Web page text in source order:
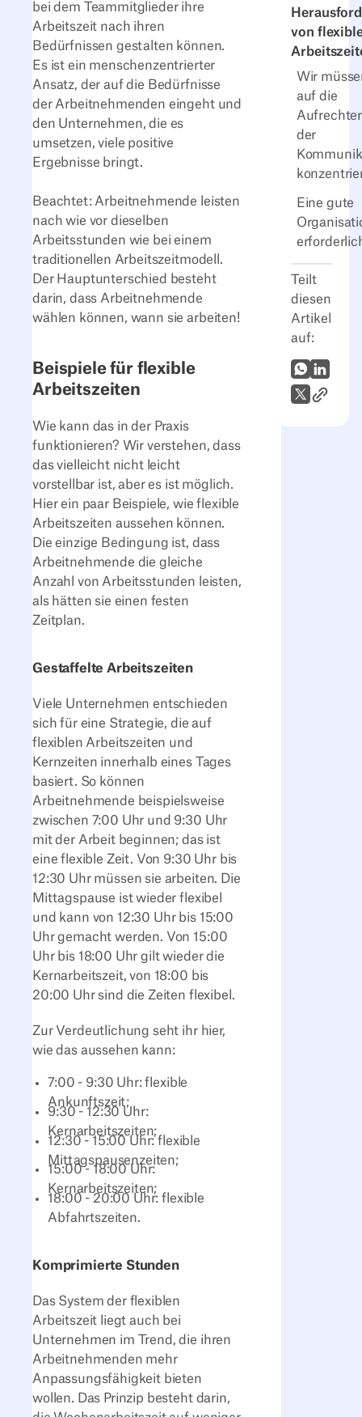
von
Wir
auf die
der
Eine gute
Teilt
diesen
Artikel
auf:
WhatsApp
X (Twitter)
Link
bei dem Teammitglieder ihre
Arbeitszeit nach ihren
Bedürfnissen gestalten können.
Es ist ein menschenzentrierter
Ansatz, der auf die Bedürfnisse
der Arbeitnehmenden eingeht und
den Unternehmen, die es
umsetzen, viele positive
Ergebnisse bringt.
Beachtet: Arbeitnehmende leisten
nach wie vor dieselben
Arbeitsstunden wie bei einem
traditionellen Arbeitszeitmodell.
Der Hauptunterschied besteht
darin, dass Arbeitnehmende
wählen können, wann sie arbeiten!
Beispiele für flexible
Arbeitszeiten
Wie kann das in der Praxis
funktionieren? Wir verstehen, dass
das vielleicht nicht leicht
vorstellbar ist, aber es ist möglich.
Hier ein paar Beispiele, wie flexible
Arbeitszeiten aussehen können.
Die einzige Bedingung ist, dass
Arbeitnehmende die gleiche
Anzahl von Arbeitsstunden leisten,
als hätten sie einen festen
Zeitplan.
Gestaffelte Arbeitszeiten
Viele Unternehmen entschieden
sich für eine Strategie, die auf
flexiblen Arbeitszeiten und
Kernzeiten innerhalb eines Tages
basiert. So können
Arbeitnehmende beispielsweise
zwischen 7:00 Uhr und 9:30 Uhr
mit der Arbeit beginnen; das ist
eine flexible Zeit. Von 9:30 Uhr bis
12:30 Uhr müssen sie arbeiten. Die
Mittagspause ist wieder flexibel
und kann von 12:30 Uhr bis 15:00
Uhr gemacht werden. Von 15:00
Uhr bis 18:00 Uhr gilt wieder die
Kernarbeitszeit, von 18:00 bis
20:00 Uhr sind die Zeiten flexibel.
Zur Verdeutlichung seht ihr hier,
wie das aussehen kann:
7:00 - 9:30 Uhr: flexible
Ankunftszeit;
9:30 - 12:30 Uhr:
Kernarbeitszeiten;
12:30 - 15:00 Uhr: flexible
Mittagspausenzeiten;
15:00 - 18:00 Uhr:
Kernarbeitszeiten;
18:00 - 20:00 Uhr: flexible
Abfahrtszeiten.
Komprimierte Stunden
Das System der flexiblen
Arbeitszeit liegt auch bei
Unternehmen im Trend, die ihren
Arbeitnehmenden mehr
Anpassungsfähigkeit bieten
wollen. Das Prinzip besteht darin,